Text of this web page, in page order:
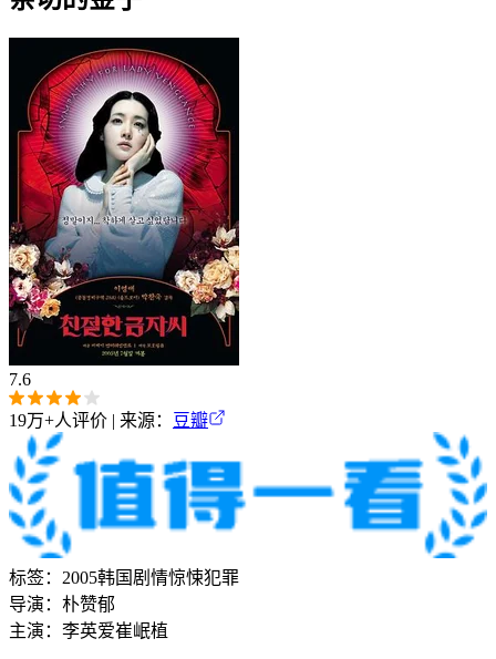
7.6
19万+人评价 | 来源： 豆瓣
标签： 2005韩国 剧情惊悚犯罪
导演： 朴赞郁
主演： 李英爱崔岷植